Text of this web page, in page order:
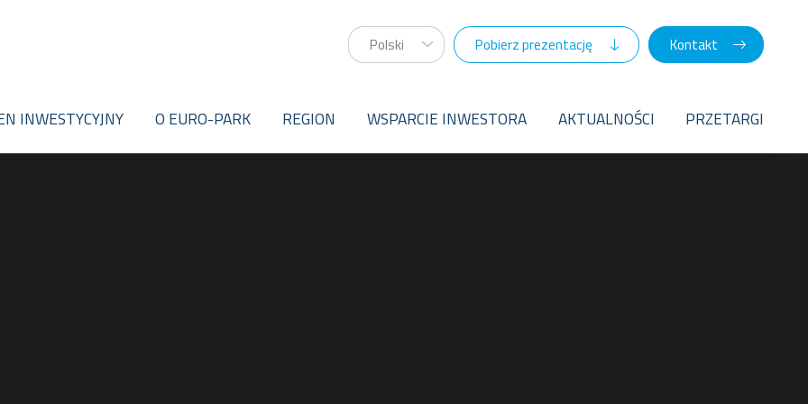
Pobierz prezentację Kontakt
INWESTYCYJNY O EURO-PARK REGION WSPARCIE INWESTORA AKTUALNOŚCI PRZETARGI